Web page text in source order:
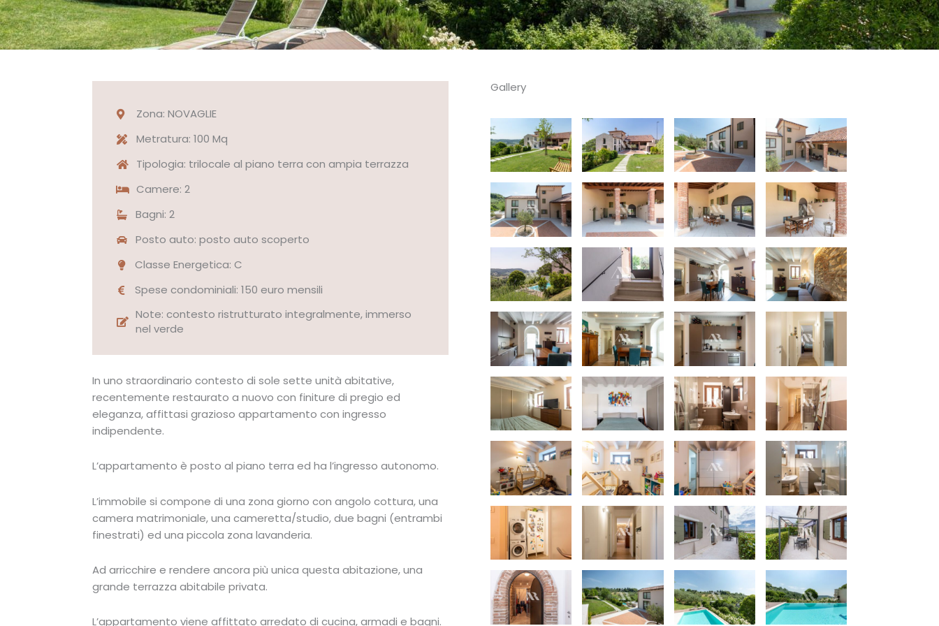
Zona: NOVAGLIE
Metratura: 100 Mq
Tipologia: trilocale al piano terra con ampia terrazza
Camere: 2
Bagni: 2
Posto auto: posto auto scoperto
Classe Energetica: C
Spese condominiali: 150 euro mensili
Note: contesto ristrutturato integralmente, immerso
nel verde
In uno straordinario contesto di sole sette unità abitative,
recentemente restaurato a nuovo con finiture di pregio ed
eleganza, affittasi grazioso appartamento con ingresso
indipendente.
L’appartamento è posto al piano terra ed ha l’ingresso autonomo.
L’immobile si compone di una zona giorno con angolo cottura, una
camera matrimoniale, una cameretta/studio, due bagni (entrambi
finestrati) ed una piccola zona lavanderia.
Ad arricchire e rendere ancora più unica questa abitazione, una
grande terrazza abitabile privata.
L’appartamento viene affittato arredato di cucina, armadi e bagni.
Gallery